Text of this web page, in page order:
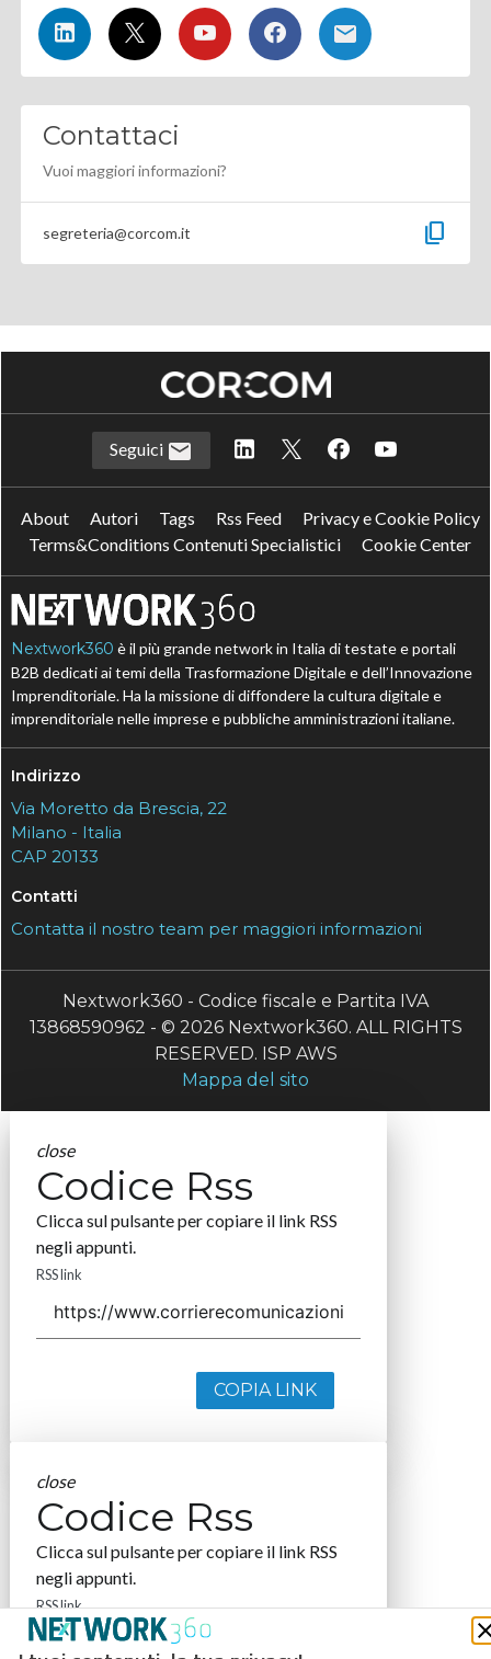
Contattaci
Vuoi maggiori informazioni?
segreteria@corcom.it content_copy
Seguici
About Autori Tags Rss Feed
Privacy e Cookie Policy
Terms&Conditions Contenuti Specialistici
Cookie Center
Nextwork360 è il più grande network in Italia di testate e portali
B2B dedicati ai temi della Trasformazione Digitale e dell’Innovazione
Imprenditoriale. Ha la missione di diffondere la cultura digitale e
imprenditoriale nelle imprese e pubbliche amministrazioni italiane.
Indirizzo
Via Moretto da Brescia, 22
Milano - Italia
CAP 20133
Contatti
Contatta il nostro team per maggiori informazioni
Nextwork360 - Codice fiscale e Partita IVA
13868590962 - © 2026 Nextwork360. ALL RIGHTS
RESERVED. ISP AWS
Mappa del sito
close
Codice Rss
Clicca sul pulsante per copiare il link RSS
negli appunti.
RSS link
COPIA LINK
close
Codice Rss
Clicca sul pulsante per copiare il link RSS
negli appunti.
RSS link